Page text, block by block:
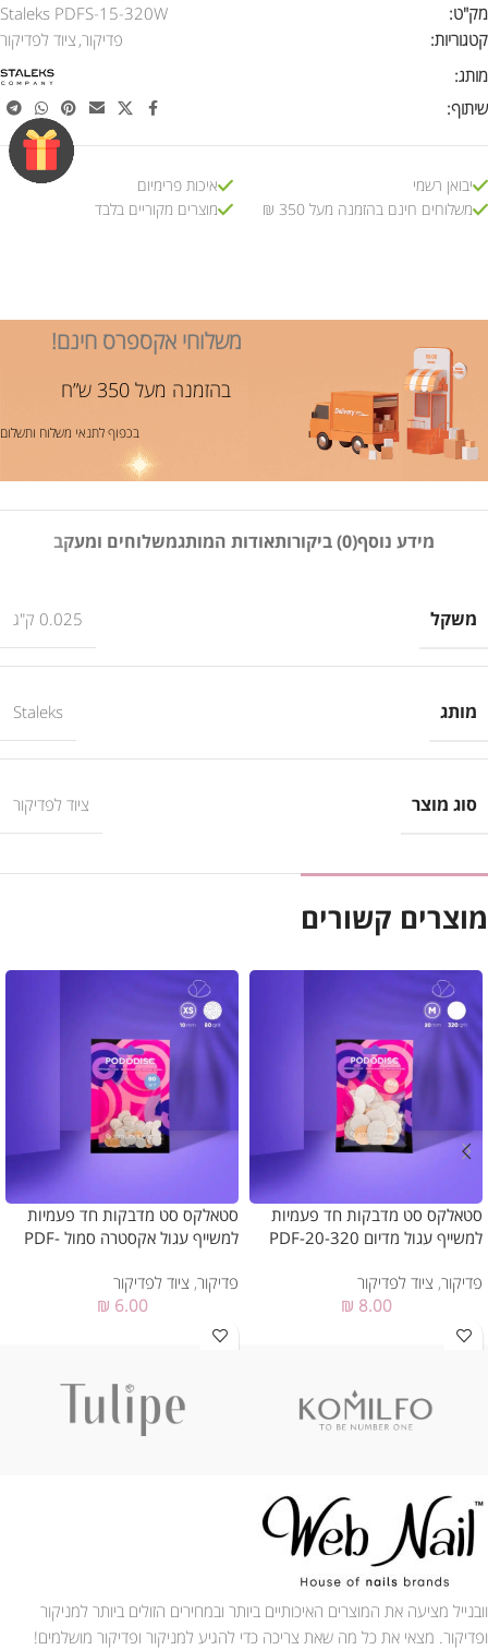
מק"ט:
Staleks PDFS-15-320W
קטגוריות:
פדיקור, ציוד לפדיקור
מותג:
שיתוף:
יבואן רשמי
משלוחים חינם בהזמנה מעל 350 ₪
איכות פרימיום
מוצרים מקוריים בלבד
משלוחי אקספרס חינם!
בהזמנה מעל 350 ש”ח
בכפוף לתנאי משלוח ותשלום
מידע נוסף(0) ביקורות אודות המותגמשלוחים ומעקב
משקל 0.025 ק"ג
מותג Staleks
סוג מוצר ציוד לפדיקור
מוצרים קשורים
סטאלקס סט מדבקות חד פעמיות
למשייף עגול מדיום PDF-20-320
פדיקור, ציוד לפדיקור
₪ 8.00
סטאלקס סט מדבקות חד פעמיות
למשייף עגול אקסטרה סמול PDF-
פדיקור, ציוד לפדיקור
₪ 6.00
וובנייל מציעה את המוצרים האיכותיים ביותר ובמחירים הזולים ביותר למניקור
ופדיקור. מצאי את כל מה שאת צריכה כדי להגיע למניקור ופדיקור מושלמים!